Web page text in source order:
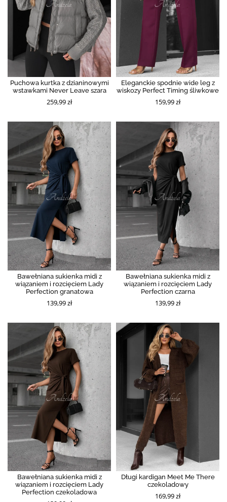
Puchowa kurtka z dzianinowymi
wstawkami Never Leave szara
259,99 zł
Eleganckie spodnie wide leg z
wiskozy Perfect Timing śliwkowe
159,99 zł
Bawełniana sukienka midi z
wiązaniem i rozcięciem Lady
Perfection granatowa
139,99 zł
Bawełniana sukienka midi z
wiązaniem i rozcięciem Lady
Perfection czarna
139,99 zł
Bawełniana sukienka midi z
wiązaniem i rozcięciem Lady
Perfection czekoladowa
Długi kardigan Meet Me There
czekoladowy
169,99 zł